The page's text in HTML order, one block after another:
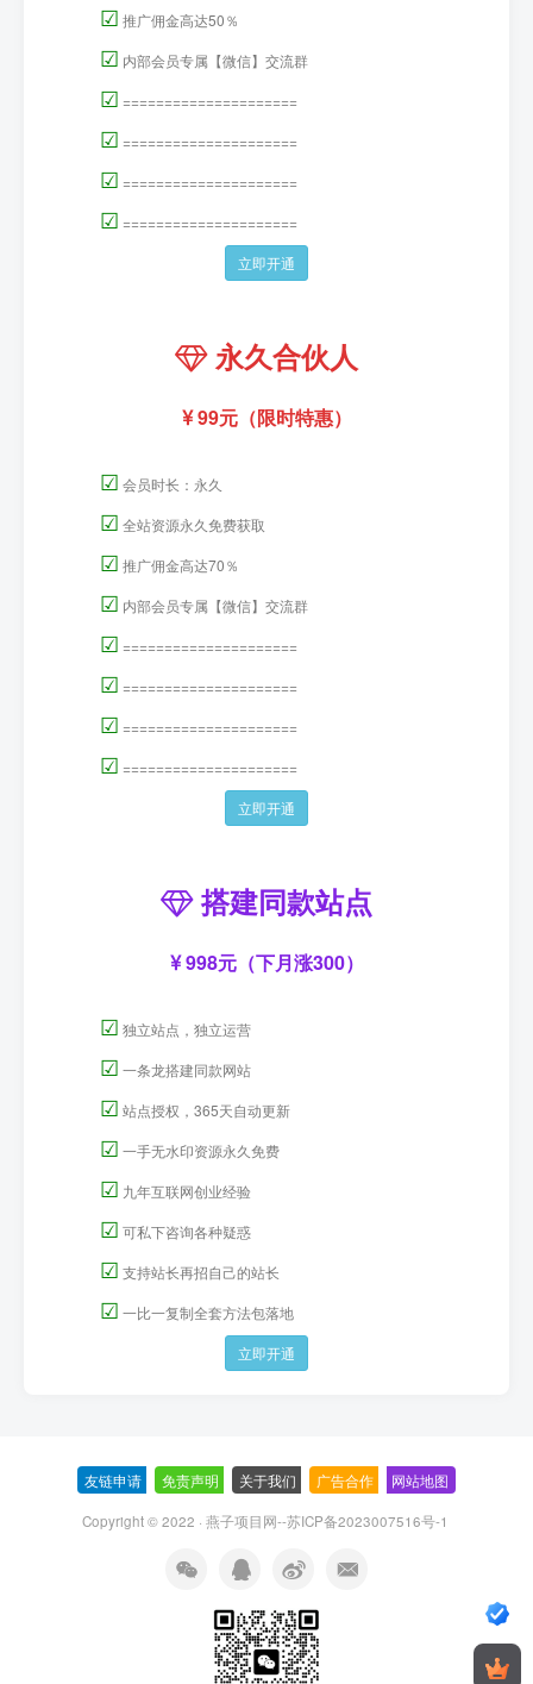
☑ 推广佣金高达50％
☑ 内部会员专属【微信】交流群
☑ =====================
☑ =====================
☑ =====================
☑ =====================
立即开通
永久合伙人
99元（限时特惠）
☑ 会员时长：永久
☑ 全站资源永久免费获取
☑ 推广佣金高达70％
☑ 内部会员专属【微信】交流群
☑ =====================
☑ =====================
☑ =====================
☑ =====================
立即开通
搭建同款站点
998元（下月涨300）
☑ 独立站点，独立运营
☑ 一条龙搭建同款网站
☑ 站点授权，365天自动更新
☑ 一手无水印资源永久免费
☑ 九年互联网创业经验
☑ 可私下咨询各种疑惑
☑ 支持站长再招自己的站长
☑ 一比一复制全套方法包落地
立即开通
友链申请 免责声明 关于我们 广告合作 网站地图
Copyright © 2022 · 燕子项目网--苏ICP备2023007516号-1